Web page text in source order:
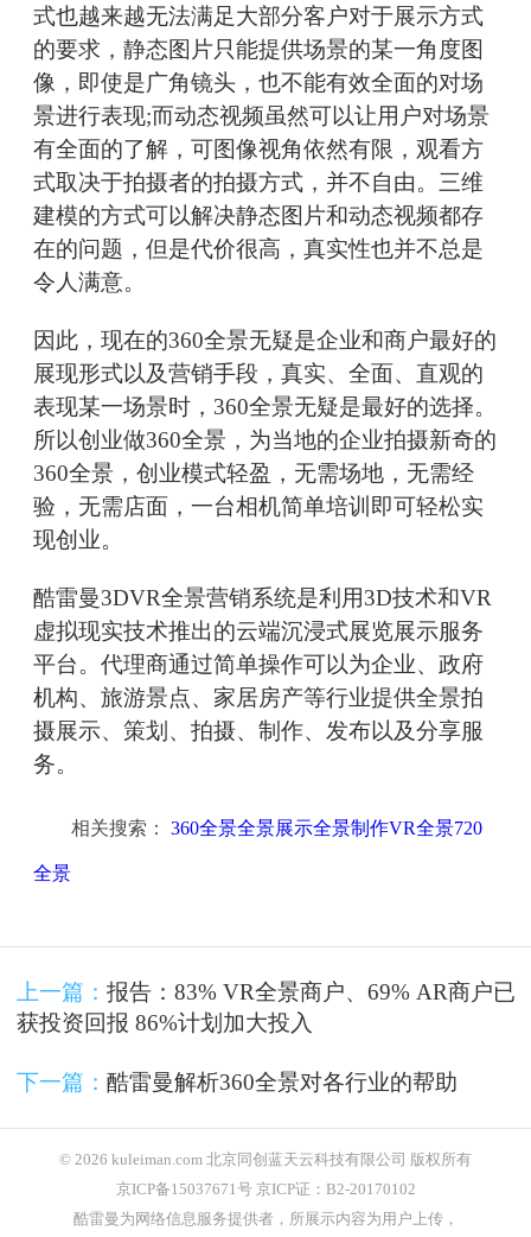
式也越来越无法满足大部分客户对于展示方式
的要求，静态图片只能提供场景的某一角度图
像，即使是广角镜头，也不能有效全面的对场
景进行表现;而动态视频虽然可以让用户对场景
有全面的了解，可图像视角依然有限，观看方
式取决于拍摄者的拍摄方式，并不自由。三维
建模的方式可以解决静态图片和动态视频都存
在的问题，但是代价很高，真实性也并不总是
令人满意。
因此，现在的360全景无疑是企业和商户最好的
展现形式以及营销手段，真实、全面、直观的
表现某一场景时，360全景无疑是最好的选择。
所以创业做360全景，为当地的企业拍摄新奇的
360全景，创业模式轻盈，无需场地，无需经
验，无需店面，一台相机简单培训即可轻松实
现创业。
酷雷曼3DVR全景营销系统是利用3D技术和VR
虚拟现实技术推出的云端沉浸式展览展示服务
平台。代理商通过简单操作可以为企业、政府
机构、旅游景点、家居房产等行业提供全景拍
摄展示、策划、拍摄、制作、发布以及分享服
务。
相关搜索： 360全景全景展示全景制作VR全景720
全景
上一篇： 报告：83% VR全景商户、69% AR商户已
获投资回报 86%计划加大投入
下一篇： 酷雷曼解析360全景对各行业的帮助
© 2026 kuleiman.com 北京同创蓝天云科技有限公司 版权所有
京ICP备15037671号 京ICP证：B2-20170102
酷雷曼为网络信息服务提供者，所展示内容为用户上传，